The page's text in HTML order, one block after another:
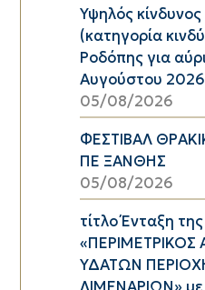
Υψηλός
(κατηγορία
Ροδόπης για
Αυγούστου 2026
05/08/2026
ΦΕΣΤΙΒΑΛ
ΠΕ ΞΑΝΘΗΣ
05/08/2026
τίτλο Ένταξη
ΥΔΑΤΩΝ